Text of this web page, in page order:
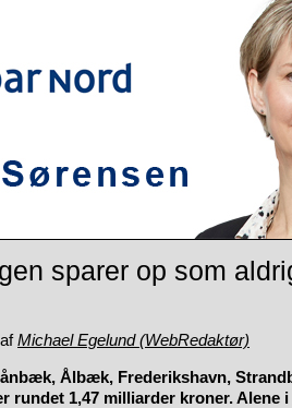
sparer op som
Michael Egelund (WebRedaktør)
Ålbæk, Frederikshavn,
rundet 1,47 milliarder kroner. Alene